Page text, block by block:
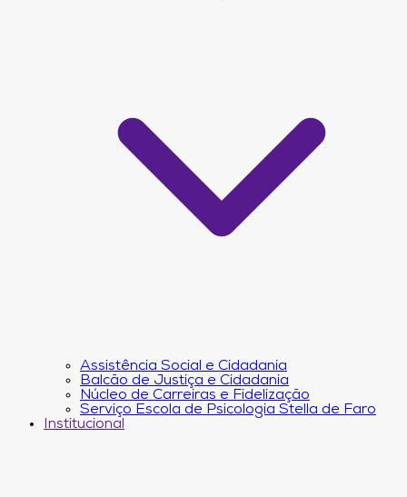
Assistência Social e Cidadania
Balcão de Justiça e Cidadania
Núcleo de Carreiras e Fidelização
Serviço Escola de Psicologia Stella de Faro
Institucional